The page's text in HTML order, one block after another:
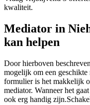
kwaliteit.
Mediator in
kan helpen
Door hierboven
mogelijk om een
formulier is het makkelijk
mediator. Wanneer het
ook erg handig